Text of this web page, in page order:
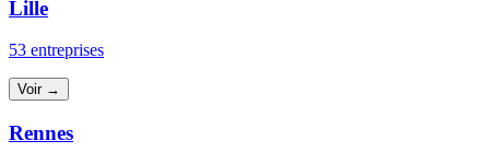
Lille
53 entreprises
Voir →
Rennes